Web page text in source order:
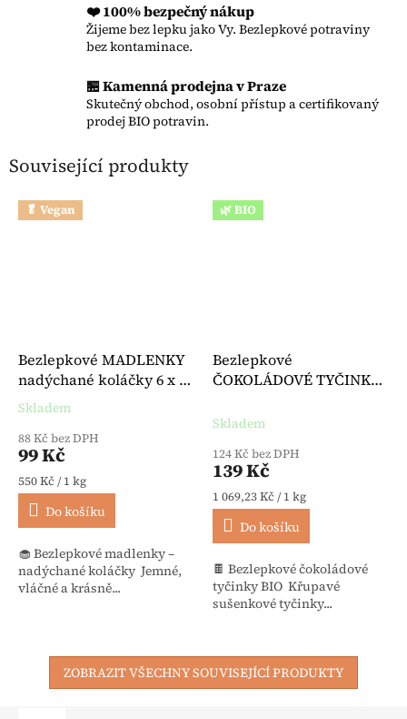
❤️ 100% bezpečný nákup
Žijeme bez lepku jako Vy. Bezlepkové potraviny
bez kontaminace.
🏪 Kamenná prodejna v Praze
Skutečný obchod, osobní přístup a certifikovaný
prodej BIO potravin.
Související produkty
🥬 Vegan
Bezlepkové MADLENKY
nadýchané koláčky 6 x 30
g - Hammermühle
Průměrné hodnocení produktu je 5,0 z 5 hvězdiček.
Skladem
88 Kč bez DPH
99 Kč
Měrná cena:
550 Kč / 1 kg
Do košíku
🧁 Bezlepkové madlenky –
nadýchané koláčky Jemné,
vláčné a krásně...
🌿 BIO
Bezlepkové
ČOKOLÁDOVÉ TYČINKY
Skladem
124 Kč bez DPH
139 Kč
Měrná cena:
1 069,23 Kč / 1 kg
Do košíku
🍫 Bezlepkové čokoládové
tyčinky BIO Křupavé
sušenkové tyčinky...
ZOBRAZIT VŠECHNY SOUVISEJÍCÍ PRODUKTY